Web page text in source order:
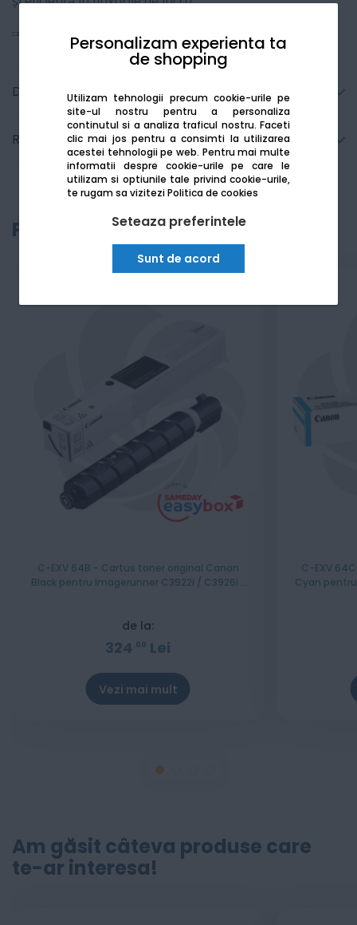
Personalizam experienta ta
de shopping
Utilizam tehnologii precum cookie-urile pe
site-ul nostru pentru a personaliza
continutul si a analiza traficul nostru. Faceti
clic mai jos pentru a consimti la utilizarea
acestei tehnologii pe web. Pentru mai multe
informatii despre cookie-urile pe care le
utilizam si optiunile tale privind cookie-urile,
te rugam sa viziteziPolitica de cookies
Seteaza preferintele
Sunt de acord
Detalii tehnice
Recenzii
Produse recomandate
C-EXV 64B - Cartus toner original Canon
Black pentru Imagerunner C3922i / C3926i /
de la:
324 00 Lei
Vezi mai mult
C-EXV
Cyan
Am găsit câteva produse care
te-ar interesa!